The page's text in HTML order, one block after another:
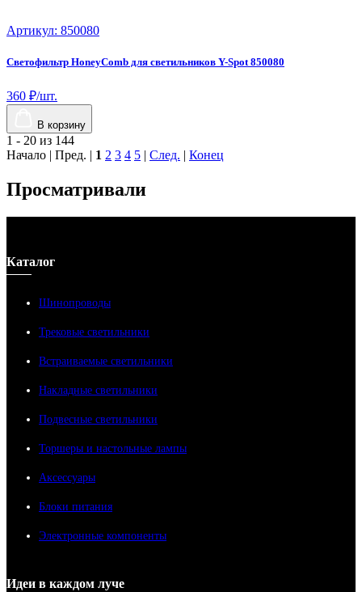
Артикул: 850080
Светофильтр HoneyСomb для светильников Y-Spot 850080
360 ₽/шт.
В корзину
1 - 20 из 144
Начало | Пред. | 1 2 3 4 5 | След. | Конец
Просматривали
Каталог
Шинопроводы
Трековые светильники
Встраиваемые светильники
Накладные светильники
Подвесные светильники
Торшеры и настольные лампы
Аксессуары
Блоки питания
Электронные компоненты
Идеи в каждом луче